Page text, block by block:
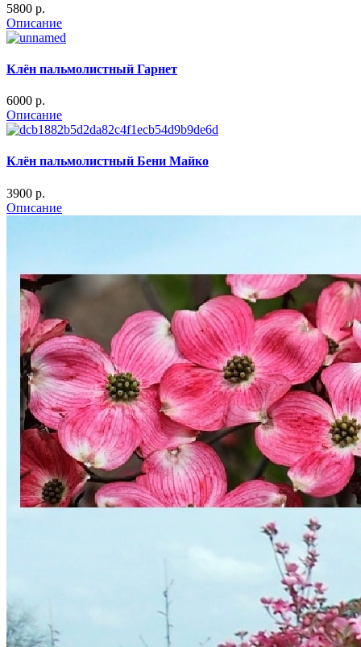
5800 p.
Описание
Клён пальмолистный Гарнет
6000 p.
Описание
Клён пальмолистный Бени Майко
3900 p.
Описание